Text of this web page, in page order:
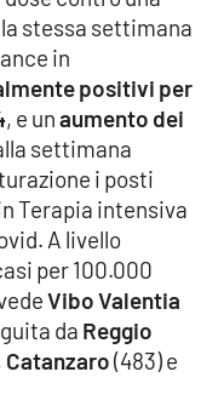
stessa settimana
in
positivi per
, e unaumento dei
settimana
i posti
Terapia intensiva
A livello
per 100.000
Vibo Valentia
da Reggio
Catanzaro(483) e